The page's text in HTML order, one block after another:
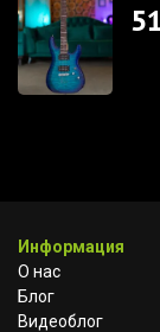
Информация
О нас
Блог
Видеоблог